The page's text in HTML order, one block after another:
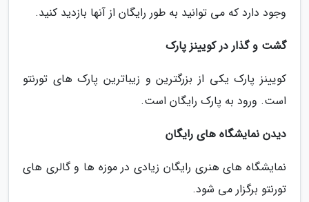
وجود دارد که می توانید به طور رایگان از آنها بازدید کنید.
گشت و گذار در کویینز پارک
کویینز پارک یکی از بزرگترین و زیباترین پارک های تورنتو
است. ورود به پارک رایگان است.
دیدن نمایشگاه های رایگان
نمایشگاه های هنری رایگان زیادی در موزه ها و گالری های
تورنتو برگزار می شود.